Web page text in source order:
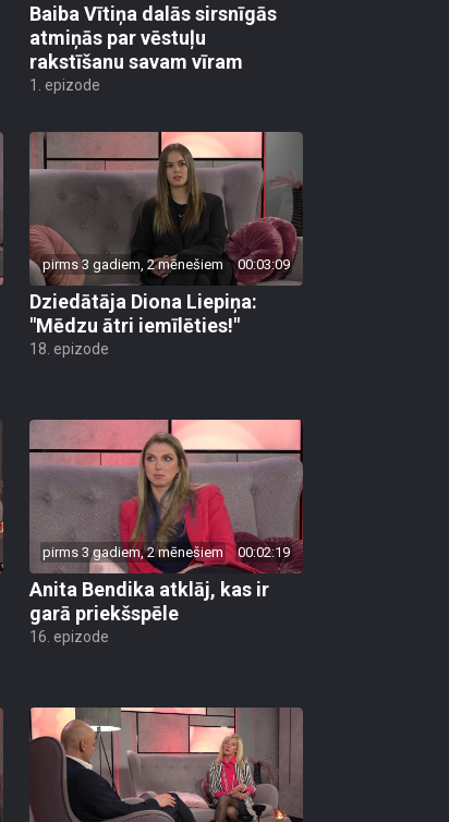
Baiba Vītiņa dalās sirsnīgās
atmiņās par vēstuļu
rakstīšanu savam vīram
1. epizode
pirms 3 gadiem, 2 mēnešiem 00:03:09
Dziedātāja Diona Liepiņa:
"Mēdzu ātri iemīlēties!"
18. epizode
pirms 3 gadiem, 2 mēnešiem 00:02:19
Anita Bendika atklāj, kas ir
garā priekšspēle
16. epizode